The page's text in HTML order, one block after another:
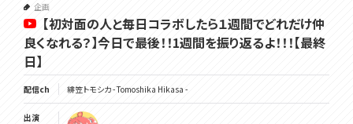
企画
【初対面の人と毎日コラボしたら１週間でどれだけ仲
良くなれる？】今日で最後！！1週間を振り返るよ！！！【最終
日】
配信ch 緋笠トモシカ - Tomoshika Hikasa -
出演